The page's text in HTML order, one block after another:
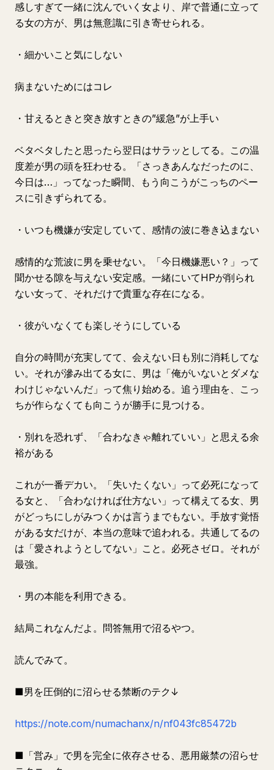
感しすぎて一緒に沈んでいく女より、岸で普通に立って
る女の方が、男は無意識に引き寄せられる。
・細かいこと気にしない
病まないためにはコレ
・甘えるときと突き放すときの”緩急”が上手い
ベタベタしたと思ったら翌日はサラッとしてる。この温
度差が男の頭を狂わせる。「さっきあんなだったのに、
今日は…」ってなった瞬間、もう向こうがこっちのペー
スに引きずられてる。
・いつも機嫌が安定していて、感情の波に巻き込まない
感情的な荒波に男を乗せない。「今日機嫌悪い？」って
聞かせる隙を与えない安定感。一緒にいてHPが削られ
ない女って、それだけで貴重な存在になる。
・彼がいなくても楽しそうにしている
自分の時間が充実してて、会えない日も別に消耗してな
い。それが滲み出てる女に、男は「俺がいないとダメな
わけじゃないんだ」って焦り始める。追う理由を、こっ
ちが作らなくても向こうが勝手に見つける。
・別れを恐れず、「合わなきゃ離れていい」と思える余
裕がある
これが一番デカい。「失いたくない」って必死になって
る女と、「合わなければ仕方ない」って構えてる女、男
がどっちにしがみつくかは言うまでもない。手放す覚悟
がある女だけが、本当の意味で追われる。共通してるの
は「愛されようとしてない」こと。必死さゼロ。それが
最強。
・男の本能を利用できる。
結局これなんだよ。問答無用で沼るやつ。
読んでみて。
■男を圧倒的に沼らせる禁断のテク↓
https://note.com/numachanx/n/nf043fc85472b
■「営み」で男を完全に依存させる、悪用厳禁の沼らせ